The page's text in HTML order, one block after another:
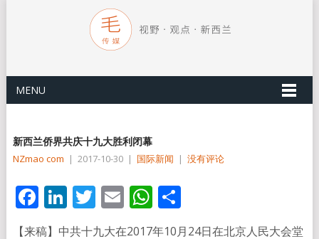
MENU
新西兰侨界共庆十九大胜利闭幕
NZmao com | 2017-10-30 | 国际新闻 | 没有评论
Facebook
LinkedIn
Twitter
EmailWhatsApp
分
享
【来稿】中共十九大在2017年10月24日在北京人民大会堂